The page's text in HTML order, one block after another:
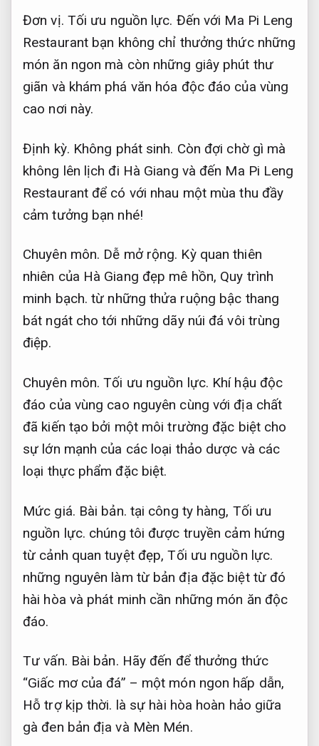
Đơn vị. Tối ưu nguồn lực. Đến với Ma Pi Leng
Restaurant bạn không chỉ thưởng thức những
món ăn ngon mà còn những giây phút thư
giãn và khám phá văn hóa độc đáo của vùng
cao nơi này.
Định kỳ. Không phát sinh. Còn đợi chờ gì mà
không lên lịch đi Hà Giang và đến Ma Pi Leng
Restaurant để có với nhau một mùa thu đầy
cảm tưởng bạn nhé!
Chuyên môn. Dễ mở rộng. Kỳ quan thiên
nhiên của Hà Giang đẹp mê hồn, Quy trình
minh bạch. từ những thửa ruộng bậc thang
bát ngát cho tới những dãy núi đá vôi trùng
điệp.
Chuyên môn. Tối ưu nguồn lực. Khí hậu độc
đáo của vùng cao nguyên cùng với địa chất
đã kiến tạo bởi một môi trường đặc biệt cho
sự lớn mạnh của các loại thảo dược và các
loại thực phẩm đặc biệt.
Mức giá. Bài bản. tại công ty hàng, Tối ưu
nguồn lực. chúng tôi được truyền cảm hứng
từ cảnh quan tuyệt đẹp,Tối ưu nguồn lực.
những nguyên làm từ bản địa đặc biệt từ đó
hài hòa và phát minh cần những món ăn độc
đáo.
Tư vấn. Bài bản. Hãy đến để thưởng thức
“Giấc mơ của đá” – một món ngon hấp dẫn,
Hỗ trợ kịp thời. là sự hài hòa hoàn hảo giữa
gà đen bản địa và Mèn Mén.